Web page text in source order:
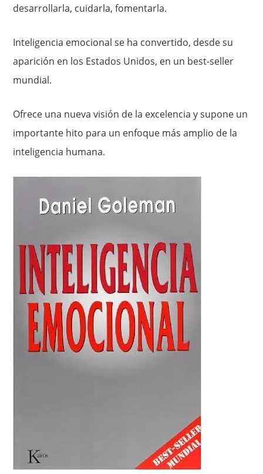
desarrollarla, cuidarla, fomentarla.
Inteligencia emocional se ha convertido, desde su
aparición en los Estados Unidos, en un best-seller
mundial.
Ofrece una nueva visión de la excelencia y supone un
importante hito para un enfoque más amplio de la
inteligencia humana.